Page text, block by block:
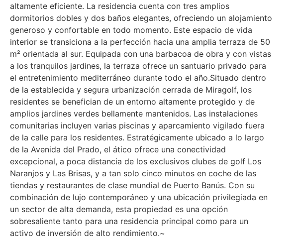
altamente eficiente. La residencia cuenta con tres amplios
dormitorios dobles y dos baños elegantes, ofreciendo un alojamiento
generoso y confortable en todo momento. Este espacio de vida
interior se transiciona a la perfección hacia una amplia terraza de 50
m² orientada al sur. Equipada con una barbacoa de obra y con vistas
a los tranquilos jardines, la terraza ofrece un santuario privado para
el entretenimiento mediterráneo durante todo el año.Situado dentro
de la establecida y segura urbanización cerrada de Miragolf, los
residentes se benefician de un entorno altamente protegido y de
amplios jardines verdes bellamente mantenidos. Las instalaciones
comunitarias incluyen varias piscinas y aparcamiento vigilado fuera
de la calle para los residentes. Estratégicamente ubicado a lo largo
de la Avenida del Prado, el ático ofrece una conectividad
excepcional, a poca distancia de los exclusivos clubes de golf Los
Naranjos y Las Brisas, y a tan solo cinco minutos en coche de las
tiendas y restaurantes de clase mundial de Puerto Banús. Con su
combinación de lujo contemporáneo y ‌una ‌ubicación ‌privilegiada ‌en
un ‌sector ‌de ‌alta ‌demanda, ‌esta propiedad ‌es una opción
sobresaliente ‌tanto ‌para una ‌residencia ‌principal ‌como para un
‌activo ‌de ‌inversión ‌de ‌alto ‌rendimiento.~